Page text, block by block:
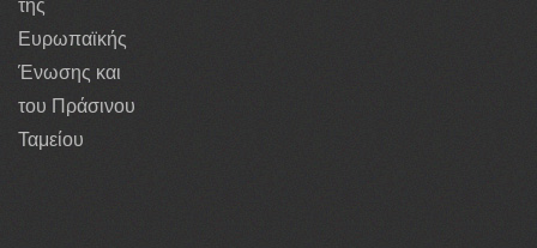
της
Ευρωπαϊκής
Ένωσης και
του Πράσινου
Ταμείου